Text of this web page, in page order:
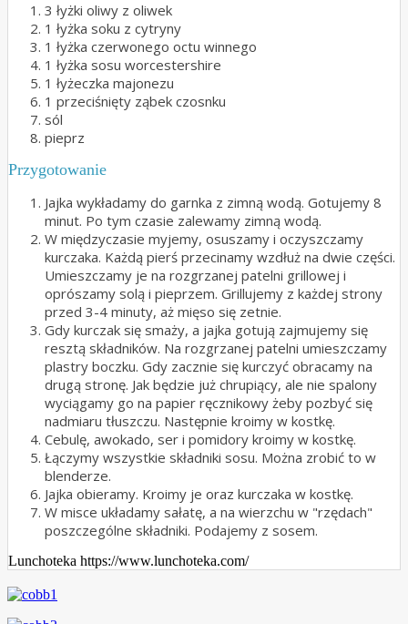
3 łyżki oliwy z oliwek
1 łyżka soku z cytryny
1 łyżka czerwonego octu winnego
1 łyżka sosu worcestershire
1 łyżeczka majonezu
1 przeciśnięty ząbek czosnku
sól
pieprz
Przygotowanie
Jajka wykładamy do garnka z zimną wodą. Gotujemy 8
minut. Po tym czasie zalewamy zimną wodą.
W międzyczasie myjemy, osuszamy i oczyszczamy
kurczaka. Każdą pierś przecinamy wzdłuż na dwie części.
Umieszczamy je na rozgrzanej patelni grillowej i
oprószamy solą i pieprzem. Grillujemy z każdej strony
przed 3-4 minuty, aż mięso się zetnie.
Gdy kurczak się smaży, a jajka gotują zajmujemy się
resztą składników. Na rozgrzanej patelni umieszczamy
plastry boczku. Gdy zacznie się kurczyć obracamy na
drugą stronę. Jak będzie już chrupiący, ale nie spalony
wyciągamy go na papier ręcznikowy żeby pozbyć się
nadmiaru tłuszczu. Następnie kroimy w kostkę.
Cebulę, awokado, ser i pomidory kroimy w kostkę.
Łączymy wszystkie składniki sosu. Można zrobić to w
blenderze.
Jajka obieramy. Kroimy je oraz kurczaka w kostkę.
W misce układamy sałatę, a na wierzchu w "rzędach"
poszczególne składniki. Podajemy z sosem.
Lunchoteka https://www.lunchoteka.com/